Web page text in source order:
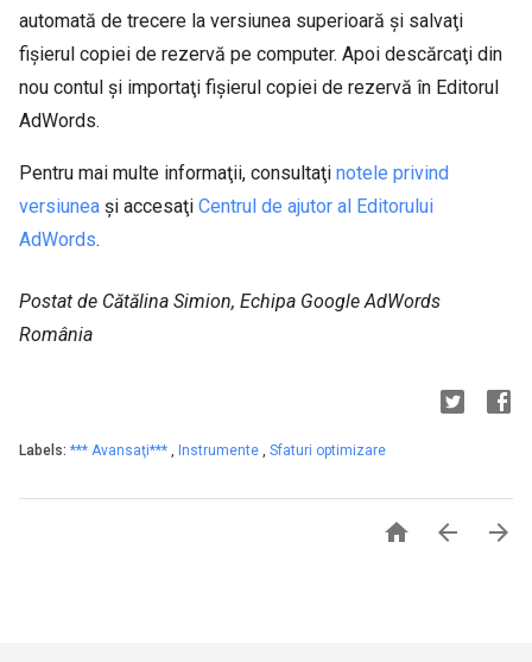
automată de trecere la versiunea superioară şi salvaţi
fişierul copiei de rezervă pe computer. Apoi descărcaţi din
nou contul şi importaţi fişierul copiei de rezervă în Editorul
AdWords.
Pentru mai multe informaţii, consultaţi notele privind
versiunea şi accesaţi Centrul de ajutor al Editorului
AdWords.
Postat de Cătălina Simion, Echipa Google AdWords
România
Labels: *** Avansaţi*** , Instrumente , Sfaturi optimizare
  